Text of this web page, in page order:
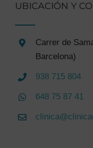
UBICACIÓN Y
Carrer de
Barcelona)
938 715 804
648 75 87 41